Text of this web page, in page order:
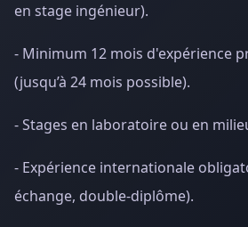
en stage ingénieur).
- Minimum 12 mois d'expérience
(jusqu’à 24 mois possible).
- Stages en laboratoire ou en
- Expérience internationale
échange, double-diplôme).